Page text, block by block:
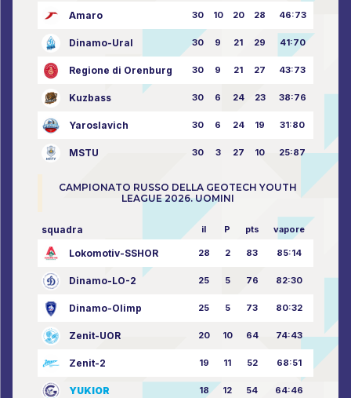
Amaro 30 10 20 28 46:73
Dinamo-Ural 30 9 21 29 41:70
Regione di Orenburg 30 9 21 27 43:73
Kuzbass 30 6 24 23 38:76
Yaroslavich 30 6 24 19 31:80
MSTU 30 3 27 10 25:87
CAMPIONATO RUSSO DELLA GEOTECH YOUTH
LEAGUE 2026. UOMINI
squadra il P pts vapore
Lokomotiv-SSHOR 28 2 83 85:14
Dinamo-LO-2 25 5 76 82:30
Dinamo-Olimp 25 5 73 80:32
Zenit-UOR 20 10 64 74:43
Zenit-2 19 11 52 68:51
YUKIOR 18 12 54 64:46